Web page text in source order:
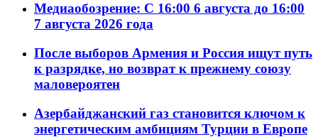
Медиаобозрение: С 16:00 6 августа до 16:00
7 августа 2026 года
После выборов Армения и Россия ищут путь
к разрядке, но возврат к прежнему союзу
маловероятен
Азербайджанский газ становится ключом к
энергетическим амбициям Турции в Европе